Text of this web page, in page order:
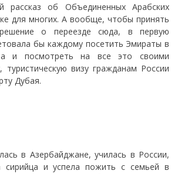
об Объединенных Арабских
для многих. А вообще, чтобы принять
решение о переезде сюда, в первую
бы каждому посетить Эмираты в
и посмотреть на все это своими
туристическую визу гражданам России
Дубая.
в Азербайджане, училась в России,
и успела пожить с семьей в